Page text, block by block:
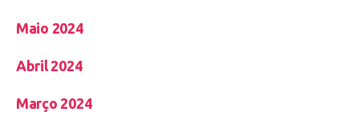
Maio 2024
Abril 2024
Março 2024